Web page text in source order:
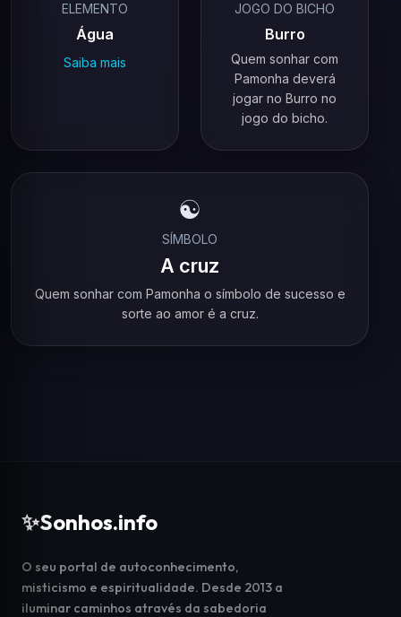
ELEMENTO
Água
Saiba mais
JOGO DO BICHO
Burro
Quem sonhar com
Pamonha deverá
jogar no Burro no
jogo do bicho.
☯️
SÍMBOLO
A cruz
Quem sonhar com Pamonha o símbolo de sucesso e
sorte ao amor é a cruz.
✨Sonhos.info
O seu portal de autoconhecimento,
misticismo e espiritualidade. Desde 2013 a
iluminar caminhos através da sabedoria